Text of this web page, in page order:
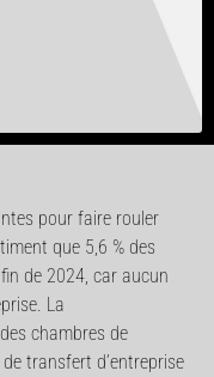
pour faire rouler
que 5,6 % des
de 2024, car aucun
La
chambres de
transfert d’entreprise